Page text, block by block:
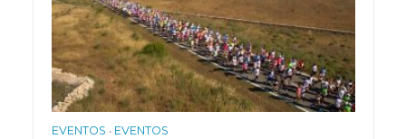
EVENTOS • EVENTOS